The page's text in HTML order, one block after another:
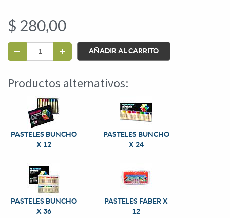
$ 280,00
AÑADIR AL CARRITO
Productos alternativos:
PASTELES BUNCHO
X 12
PASTELES BUNCHO
X 24
PASTELES BUNCHO
X 36
PASTELES FABER X
12